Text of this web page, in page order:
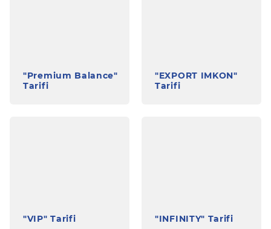
"Premium Balance"
Tarifi
"EXPORT IMKON"
Tarifi
"VIP" Tarifi "INFINITY" Tarifi